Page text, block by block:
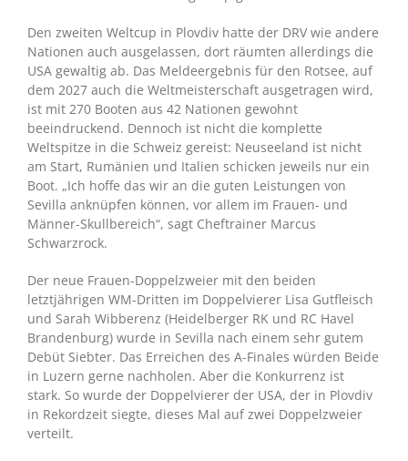
Den zweiten Weltcup in Plovdiv hatte der DRV wie andere
Nationen auch ausgelassen, dort räumten allerdings die
USA gewaltig ab. Das Meldeergebnis für den Rotsee, auf
dem 2027 auch die Weltmeisterschaft ausgetragen wird,
ist mit 270 Booten aus 42 Nationen gewohnt
beeindruckend. Dennoch ist nicht die komplette
Weltspitze in die Schweiz gereist: Neuseeland ist nicht
am Start, Rumänien und Italien schicken jeweils nur ein
Boot. „Ich hoffe das wir an die guten Leistungen von
Sevilla anknüpfen können, vor allem im Frauen- und
Männer-Skullbereich“, sagt Cheftrainer Marcus
Schwarzrock.
Der neue Frauen-Doppelzweier mit den beiden
letztjährigen WM-Dritten im Doppelvierer Lisa Gutfleisch
und Sarah Wibberenz (Heidelberger RK und RC Havel
Brandenburg) wurde in Sevilla nach einem sehr gutem
Debüt Siebter. Das Erreichen des A-Finales würden Beide
in Luzern gerne nachholen. Aber die Konkurrenz ist
stark. So wurde der Doppelvierer der USA, der in Plovdiv
in Rekordzeit siegte, dieses Mal auf zwei Doppelzweier
verteilt.